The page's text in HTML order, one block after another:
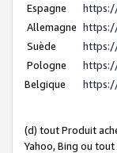
Espagne
Allemagne
Suède
Pologne
Belgique
(d) tout Produit
Yahoo, Bing ou